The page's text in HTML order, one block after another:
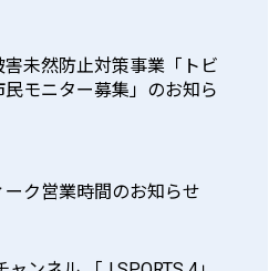
未然防止対策事業「トビ
モニター募集」のお知ら
ーク営業時間のお知らせ